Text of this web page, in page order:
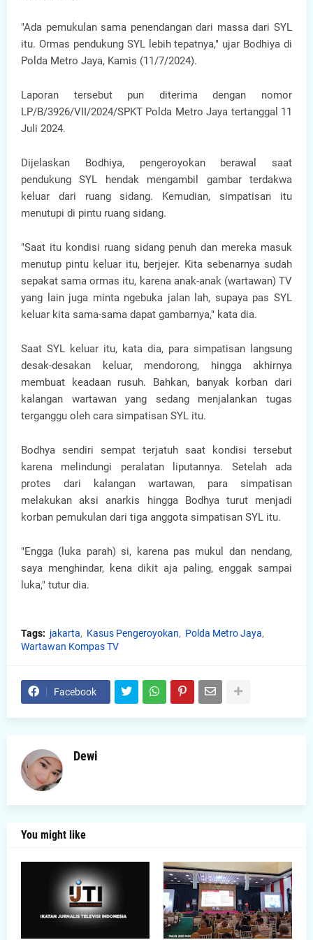
"Ada pemukulan sama penendangan dari massa dari SYL
itu. Ormas pendukung SYL lebih tepatnya," ujar Bodhiya di
Polda Metro Jaya, Kamis (11/7/2024).
Laporan tersebut pun diterima dengan nomor
LP/B/3926/VII/2024/SPKT Polda Metro Jaya tertanggal 11
Juli 2024.
Dijelaskan Bodhiya, pengeroyokan berawal saat
pendukung SYL hendak mengambil gambar terdakwa
keluar dari ruang sidang. Kemudian, simpatisan itu
menutupi di pintu ruang sidang.
"Saat itu kondisi ruang sidang penuh dan mereka masuk
menutup pintu keluar itu, berjejer. Kita sebenarnya sudah
sepakat sama ormas itu, karena anak-anak (wartawan) TV
yang lain juga minta ngebuka jalan lah, supaya pas SYL
keluar kita sama-sama dapat gambarnya," kata dia.
Saat SYL keluar itu, kata dia, para simpatisan langsung
desak-desakan keluar, mendorong, hingga akhirnya
membuat keadaan rusuh. Bahkan, banyak korban dari
kalangan wartawan yang sedang menjalankan tugas
terganggu oleh cara simpatisan SYL itu.
Bodhya sendiri sempat terjatuh saat kondisi tersebut
karena melindungi peralatan liputannya. Setelah ada
protes dari kalangan wartawan, para simpatisan
melakukan aksi anarkis hingga Bodhya turut menjadi
korban pemukulan dari tiga anggota simpatisan SYL itu.
"Engga (luka parah) si, karena pas mukul dan nendang,
saya menghindar, kena dikit aja paling, enggak sampai
luka," tutur dia.
Tags: jakarta Kasus Pengeroyokan
Polda Metro Jaya
Wartawan Kompas TV
Facebook
Dewi
You might like